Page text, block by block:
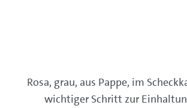
Rosa, grau, aus Pappe, im
wichtiger Schritt zur